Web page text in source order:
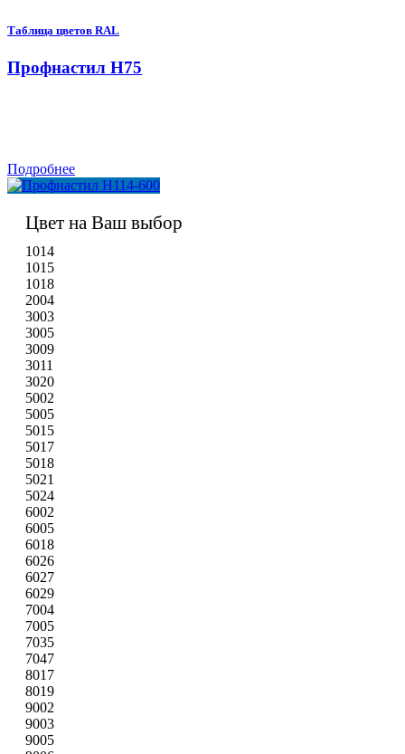
Таблица цветов RAL
Профнастил Н75
Подробнее
Цвет на Ваш выбор
1014
1015
1018
2004
3003
3005
3009
3011
3020
5002
5005
5015
5017
5018
5021
5024
6002
6005
6018
6026
6027
6029
7004
7005
7035
7047
8017
8019
9002
9003
9005